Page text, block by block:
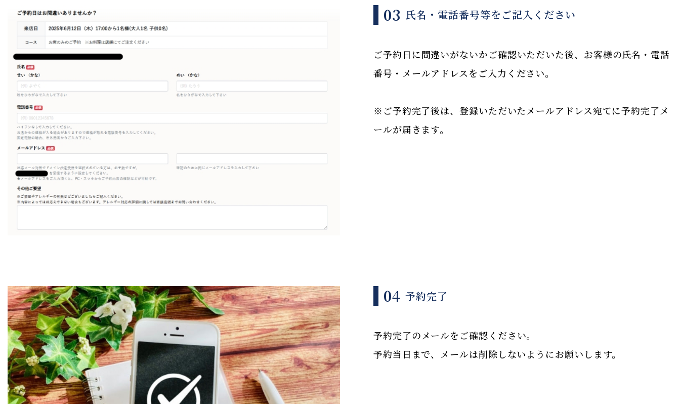
03 氏名・電話番号等をご記入ください
ご予約日に間違いがないかご確認いただいた後、お客様の氏名・電話
番号・メールアドレスをご入力ください。
※ご予約完了後は、登録いただいたメールアドレス宛てに予約完了メ
ールが届きます。
04 予約完了
予約完了のメールをご確認ください。
予約当日まで、メールは削除しないようにお願いします。